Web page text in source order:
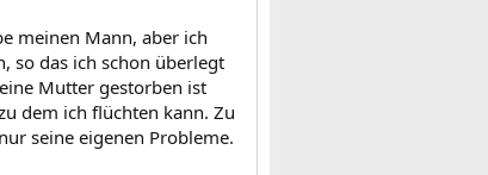
meinen Mann, aber ich
so das ich schon überlegt
Mutter gestorben ist
dem ich flüchten kann. Zu
seine eigenen Probleme.